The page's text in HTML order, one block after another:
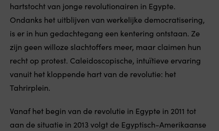
hartstocht van jonge revolutionairen in Egypte.
Ondanks het uitblijven van werkelijke democratisering,
is er in hun gedachtegang een kentering ontstaan. Ze
zijn geen willoze slachtoffers meer, maar claimen hun
recht op protest. Caleidoscopische, intuïtieve ervaring
vanuit het kloppende hart van de revolutie: het
Tahrirplein.
Vanaf het begin van de revolutie in Egypte in 2011 tot
aan de situatie in 2013 volgt de Egyptisch-Amerikaanse